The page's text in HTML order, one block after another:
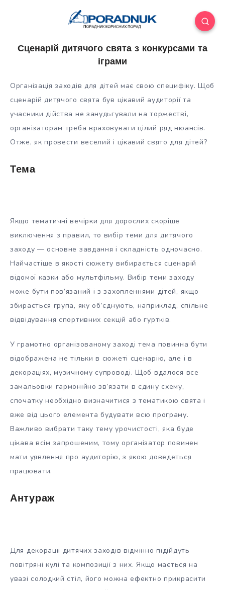
Сценарій дитячого свята з конкурсами та
іграми
Організація заходів для дітей має свою специфіку. Щоб
сценарій дитячого свята був цікавий аудиторії та
учасники дійства не занудьгували на торжестві,
організаторам треба враховувати цілий ряд нюансів.
Отже, як провести веселий і цікавий свято для дітей?
Тема
Якщо тематичні вечірки для дорослих скоріше
виключення з правил, то вибір теми для дитячого
заходу — основне завдання і складність одночасно.
Найчастіше в якості сюжету вибирається сценарій
відомої казки або мультфільму. Вибір теми заходу
може бути пов’язаний і з захопленнями дітей, якщо
збирається група, яку об’єднують, наприклад, спільне
відвідування спортивних секцій або гуртків.
У грамотно організованому заході тема повинна бути
відображена не тільки в сюжеті сценарію, але і в
декораціях, музичному супроводі. Щоб вдалося все
замальовки гармонійно зв’язати в єдину схему,
спочатку необхідно визначитися з тематикою свята і
вже від цього елемента будувати всю програму.
Важливо вибрати таку тему урочистості, яка буде
цікава всім запрошеним, тому організатор повинен
мати уявлення про аудиторію, з якою доведеться
працювати.
Антураж
Для декорації дитячих заходів відмінно підійдуть
повітряні кулі та композиції з них. Якщо мається на
увазі солодкий стіл, його можна ефектно прикрасити